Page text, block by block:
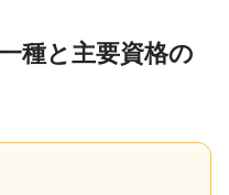
種と主要資格の